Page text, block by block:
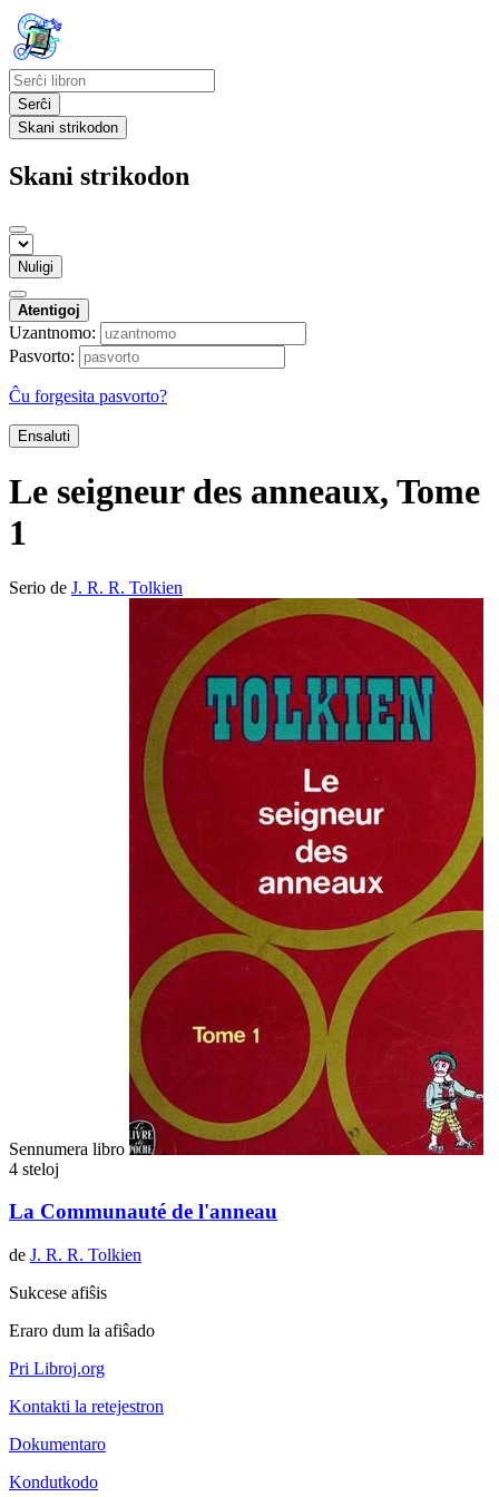
Serĉi
Skani strikodon
Skani strikodon
Nuligi
Atentigoj
Uzantnomo:
Pasvorto:
Ĉu forgesita pasvorto?
Ensaluti
Le seigneur des anneaux, Tome
1
Serio de J. R. R. Tolkien
Sennumera libro
4 steloj
La Communauté de l'anneau
de J. R. R. Tolkien
Sukcese afiŝis
Eraro dum la afiŝado
Pri Libroj.org
Kontakti la retejestron
Dokumentaro
Kondutkodo